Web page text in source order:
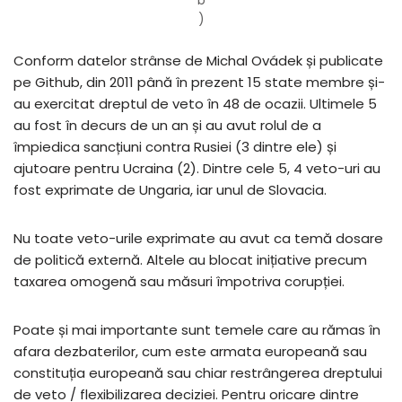
)
Conform datelor strânse de Michal Ovádek și publicate
pe Github, din 2011 până în prezent 15 state membre și-
au exercitat dreptul de veto în 48 de ocazii. Ultimele 5
au fost în decurs de un an și au avut rolul de a
împiedica sancțiuni contra Rusiei (3 dintre ele) și
ajutoare pentru Ucraina (2). Dintre cele 5, 4 veto-uri au
fost exprimate de Ungaria, iar unul de Slovacia.
Nu toate veto-urile exprimate au avut ca temă dosare
de politică externă. Altele au blocat inițiative precum
taxarea omogenă sau măsuri împotriva corupției.
Poate și mai importante sunt temele care au rămas în
afara dezbaterilor, cum este armata europeană sau
constituția europeană sau chiar restrângerea dreptului
de veto / flexibilizarea deciziei. Pentru oricare dintre